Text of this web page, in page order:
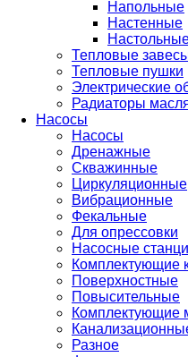
Напольные
Настенные
Тепловые
Тепловые пушки
Электрические
Радиаторы
Насосы
Насосы
Дренажные
Скважинные
Циркуляционные
Вибрационные
Фекальные
Для опрессовки
Насосные
Комплектующие
Поверхностные
Повысительные
Комплектующие
Разное